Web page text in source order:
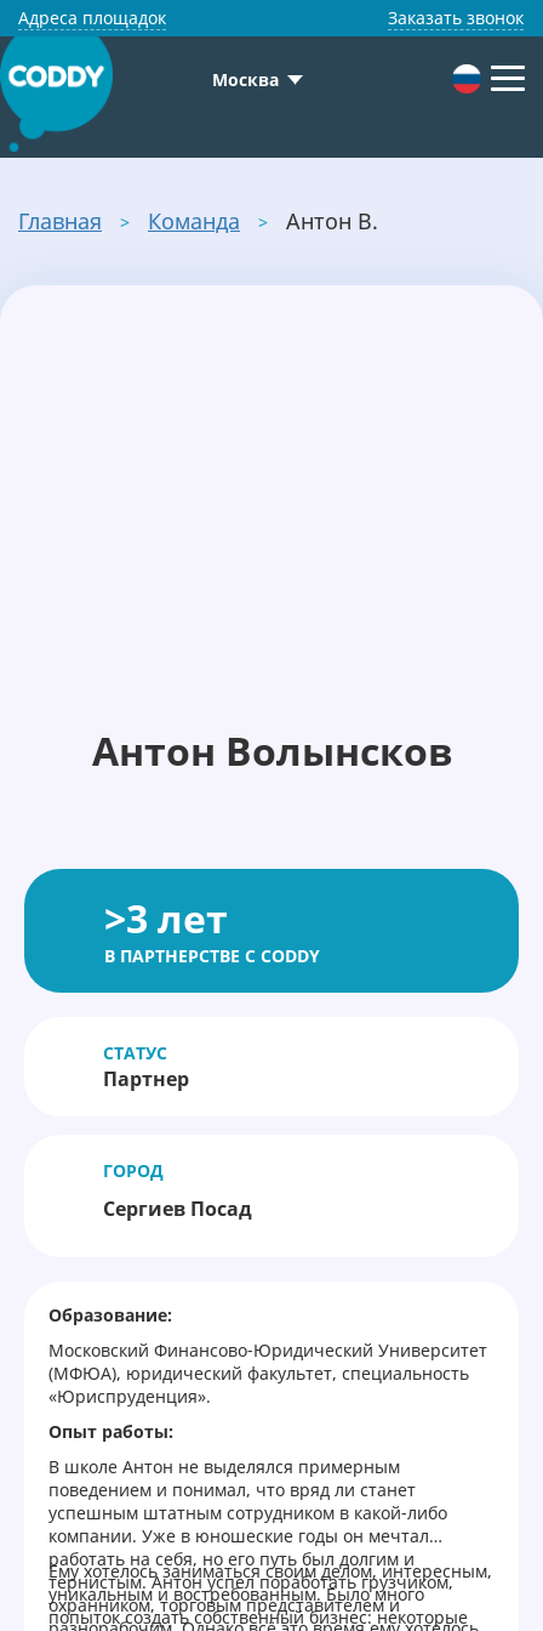
Адреса площадок Заказать звонок
Москва
Главная Команда Антон В.
Антон Волынсков
>3 лет
В ПАРТНЕРСТВЕ С CODDY
СТАТУС
Партнер
ГОРОД
Сергиев Посад
Образование:
Московский Финансово-Юридический Университет
(МФЮА), юридический факультет, специальность
«Юриспруденция»‎.
Опыт работы:
В школе Антон не выделялся примерным
поведением и понимал, что вряд ли станет
успешным штатным сотрудником в какой-либо
компании. Уже в юношеские годы он мечтал
работать на себя, но его путь был долгим и
тернистым. Антон успел поработать грузчиком,
охранником, торговым представителем и
Ему хотелось заниматься своим делом, интересным,
уникальным и востребованным. Было много
попыток создать собственный бизнес: некоторые